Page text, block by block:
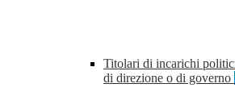
Titolari di incarichi
di direzione o di governo